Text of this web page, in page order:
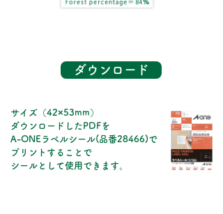
ダウンロード
​サイズ（42×53mm）
ダウンロードしたPDFを
A-ONEラベルシール(品番28466)で
プリントすることで
シールとして使用できます。